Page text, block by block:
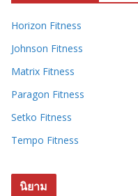
Horizon Fitness
Johnson Fitness
Matrix Fitness
Paragon Fitness
Setko Fitness
Tempo Fitness
นิยาม